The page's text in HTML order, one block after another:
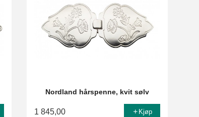
Nordland hårspenne, kvit sølv
1 845,00 Kjøp